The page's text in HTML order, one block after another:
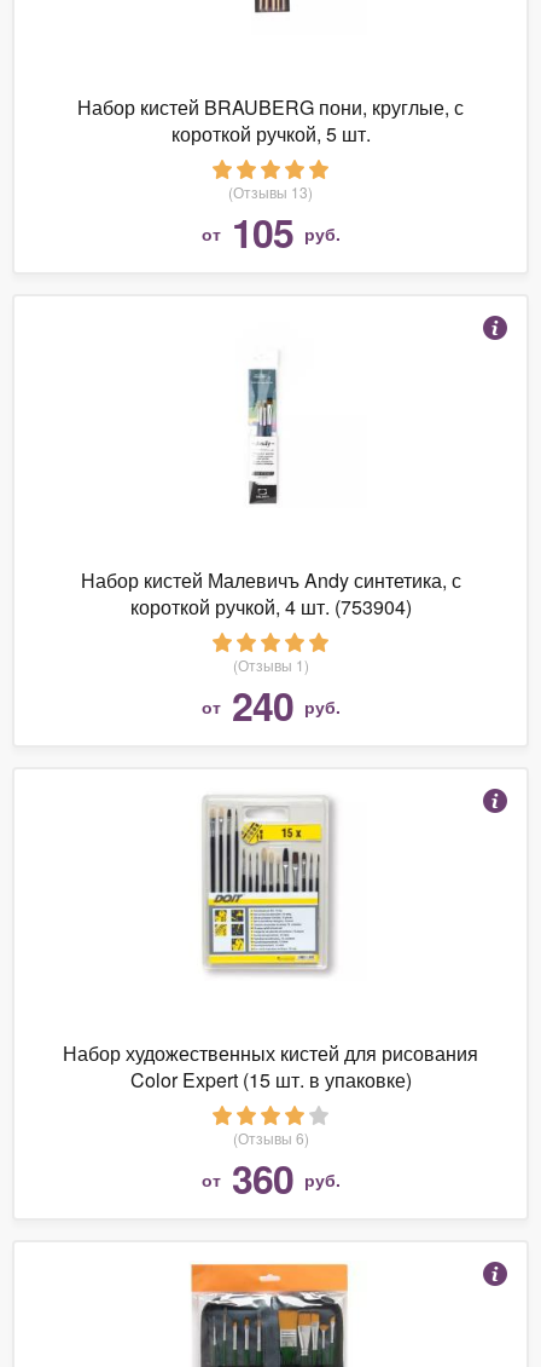
Набор кистей BRAUBERG пони, круглые, с
короткой ручкой, 5 шт.
(Отзывы 13)
от 105 руб.
Набор кистей Малевичъ Andy синтетика, с
короткой ручкой, 4 шт. (753904)
(Отзывы 1)
от 240 руб.
Набор художественных кистей для рисования
Color Expert (15 шт. в упаковке)
(Отзывы 6)
от 360 руб.